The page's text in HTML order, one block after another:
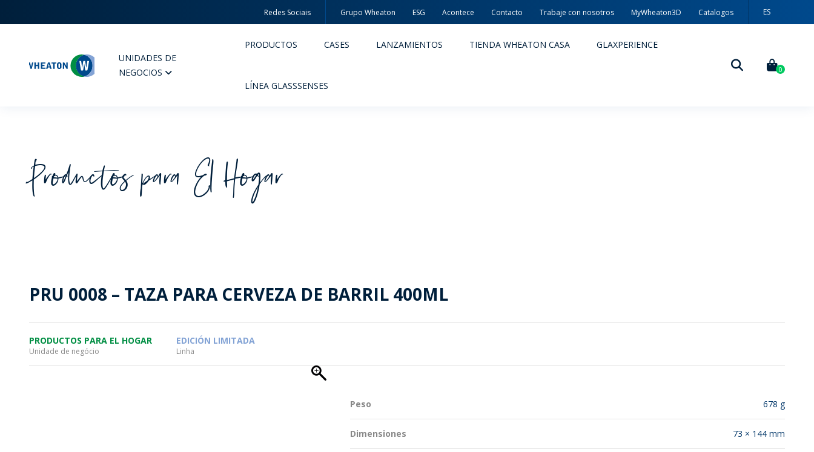
Redes Sociais Grupo Wheaton ESG Acontece Contacto Trabaje con nosotros MyWheaton3D Catalogos
ES
Wheaton
UNIDADES DE
NEGOCIOS
MYWHEATON3D
FARMACÊUTICOS
PRODUCTOS EXCLUSIVOS
MYWHEATON 3D
PRODUCTOS CASES LANZAMIENTOS TIENDA WHEATON CASA GLAXPERIENCE
LÍNEA GLASSSENSES
0
Productos para El Hogar
PRU 0008 – TAZA PARA CERVEZA DE BARRIL 400ML
PRODUCTOS PARA EL HOGAR
Unidade de negócio
EDICIÓN LIMITADA
Linha
Peso 678 g
Dimensiones 73 × 144 mm